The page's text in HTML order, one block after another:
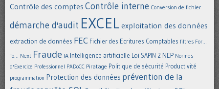
Contrôle des comptes Contrôle interne Conversion de fichier
démarche d'audit EXCEL exploitation des données
extraction de données FEC Fichier des Ecritures Comptables filtres For...
To... Next Fraude IA Intelligence artificielle Loi SAPIN 2 NEP Normes
d'Exercice Professionnel PADoCC Piratage Politique de sécurité Productivité
programmation Protection des données prévention de la